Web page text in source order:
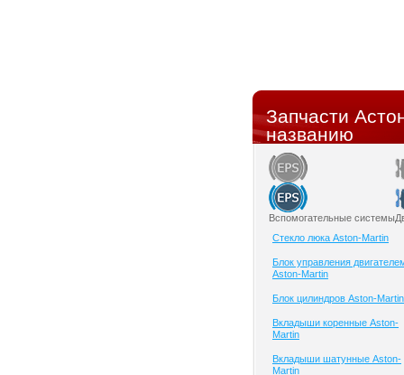
Запчасти
названию
Вспомогательные системы
Cтекло люка Aston-Martin
Блок управления
Aston-Martin
Блок цилиндров Aston-Martin
Вкладыши коренные Aston-
Martin
Вкладыши шатунные Aston-
Martin